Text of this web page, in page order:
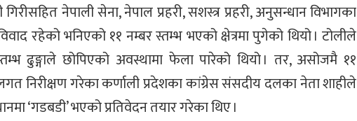
गिरीसहित नेपाली सेना, नेपाल प्रहरी, सशस्त्र प्रहरी, अनुसन्धान विभागका
रहेको भनिएको ११ नम्बर स्तम्भ भएको क्षेत्रमा पुगेको थियो । टोलीले
ढुङ्गाले छोपिएको अवस्थामा फेला पारेको थियो । तर, असोजमै ११
निरीक्षण गरेका कर्णाली प्रदेशका कांग्रेस संसदीय दलका नेता शाहीले
‘गडबडी’ भएको प्रतिवेदन तयार गरेका थिए ।